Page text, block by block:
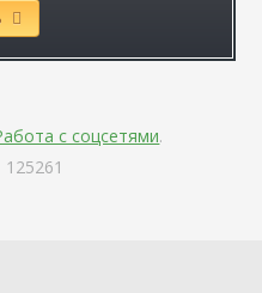
с соцсетями.
125261